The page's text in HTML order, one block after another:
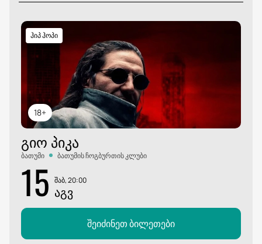
18+
ჰიპ ჰოპი
ᲒᲘᲝ ᲞᲘᲙᲐ
ბათუმი ბათუმის ჩოგბურთის კლუბი
15 შაბ, 20:00
ᲐᲒᲕ
შეიძინეთ ბილეთები